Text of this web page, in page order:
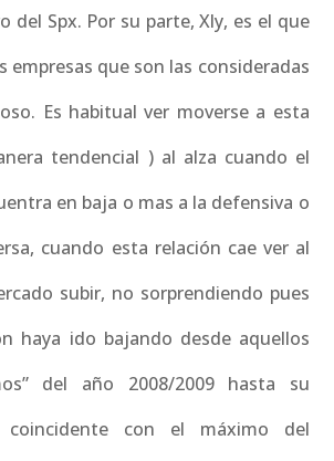
del Spx. Por su parte, Xly, es el que
empresas que son las consideradas
Es habitual ver moverse a esta
tendencial ) al alza cuando el
en baja o mas a la defensiva o
cuando esta relación cae ver al
subir, no sorprendiendo pues
haya ido bajando desde aquellos
del año 2008/2009 hasta su
coincidente con el máximo del